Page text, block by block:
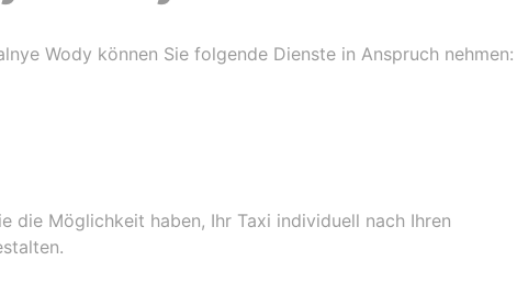
Wody können Sie folgende Dienste in Anspruch nehmen:
Möglichkeit haben, Ihr Taxi individuell nach Ihren